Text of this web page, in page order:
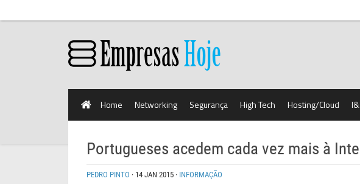
Home Networking Segurança High Tech Hosting/Cloud
Portugueses acedem cada vez mais à
PEDRO PINTO · 14 JAN 2015 · INFORMAÇÃO